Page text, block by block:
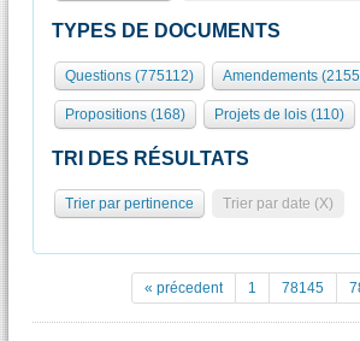
TYPES DE DOCUMENTS
Questions (775112) Amendements
Propositions (168) Projets de lois (110)
TRI DES RÉSULTATS
Trier par pertinence Trier par date (X)
« précedent 1 78145